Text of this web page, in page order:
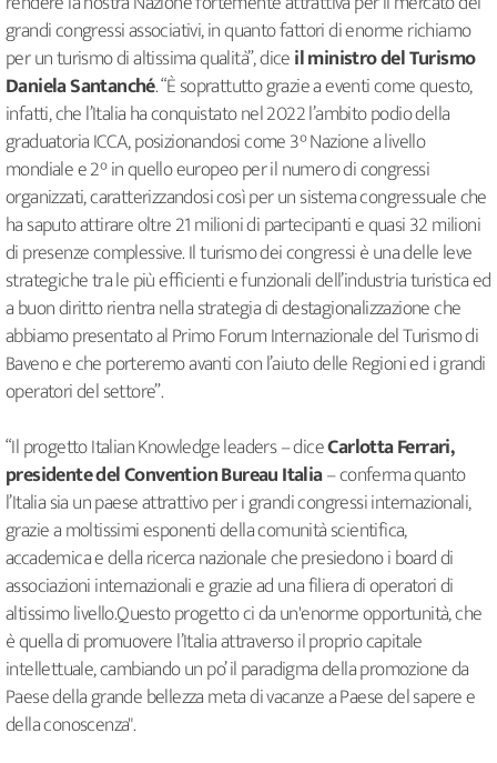
grandi congressi associativi, in quanto fattori di enorme richiamo
per un turismo di altissima qualità”, diceilministro del Turismo
Daniela Santanché. “È soprattutto grazie a eventi come questo,
infatti, che l’Italia ha conquistato nel 2022 l’ambito podio della
graduatoria ICCA, posizionandosi come 3° Nazione a livello
mondiale e 2° in quello europeo per il numero di congressi
organizzati, caratterizzandosi così per un sistema congressuale che
ha saputo attirare oltre 21 milioni di partecipanti e quasi 32 milioni
di presenze complessive. Il turismo dei congressi è una delle leve
strategiche tra le più efficienti e funzionali dell’industria turistica ed
a buon diritto rientra nella strategia di destagionalizzazione che
abbiamo presentato al Primo Forum Internazionale del Turismo di
Baveno e che porteremo avanti con l’aiuto delle Regioni ed i grandi
operatori del settore”.
“Il progetto Italian Knowledge leaders – diceCarlotta Ferrari,
presidente del Convention Bureau Italia– conferma quanto
l’Italia sia un paese attrattivo per i grandi congressi internazionali,
grazie a moltissimi esponenti della comunità scientifica,
accademica e della ricerca nazionale che presiedono i board di
associazioni internazionali e grazie ad una filiera di operatori di
altissimo livello.Questo progetto ci da un'enorme opportunità, che
è quella di promuovere l’Italia attraverso il proprio capitale
intellettuale, cambiando un po’ il paradigma della promozione da
Paese della grande bellezza meta di vacanze a Paese del sapere e
della conoscenza".